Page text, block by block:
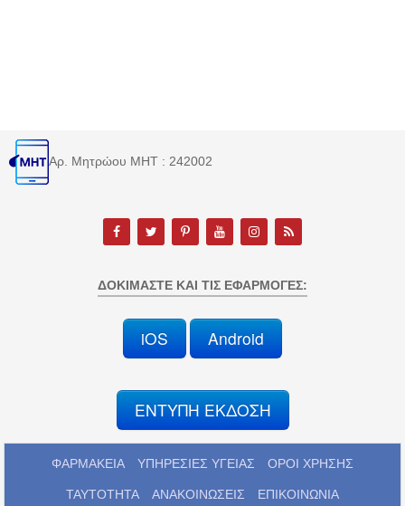
Αρ. Μητρώου MHT : 242002
ΔΟΚΙΜΆΣΤΕ ΚΑΙ ΤΙΣ ΕΦΑΡΜΟΓΈΣ:
iOS Android
ΕΝΤΥΠΗ ΕΚΔΟΣΗ
ΦΑΡΜΑΚΕΙΑ ΥΠΗΡΕΣΙΕΣ ΥΓΕΙΑΣ ΟΡΟΙ ΧΡΗΣΗΣ
ΤΑΥΤΟΤΗΤΑ ΑΝΑΚΟΙΝΩΣΕΙΣ ΕΠΙΚΟΙΝΩΝΙΑ